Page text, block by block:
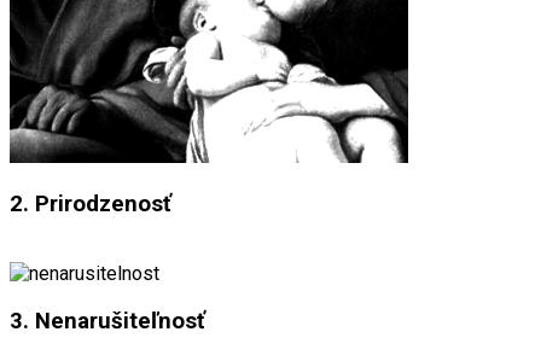
2. Prirodzenosť
3. Nenarušiteľnosť